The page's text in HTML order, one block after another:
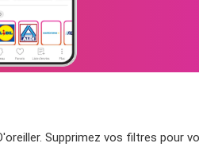
Supprimez vos filtres pour